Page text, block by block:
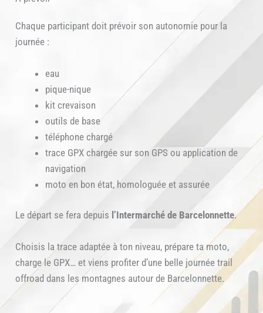
Chaque participant doit prévoir son autonomie pour la
journée :
eau
pique-nique
kit crevaison
outils de base
téléphone chargé
trace GPX chargée sur son GPS ou application de
navigation
moto en bon état, homologuée et assurée
Le départ se fera depuis l’Intermarché de Barcelonnette.
Choisis la trace adaptée à ton niveau, prépare ta moto,
charge le GPX… et viens profiter d’une belle journée trail
offroad dans les montagnes autour de Barcelonnette.